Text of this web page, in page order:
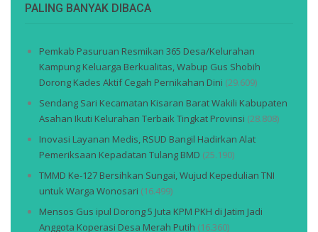
PALING BANYAK DIBACA
Pemkab Pasuruan Resmikan 365 Desa/Kelurahan
Kampung Keluarga Berkualitas, Wabup Gus Shobih
Dorong Kades Aktif Cegah Pernikahan Dini (29.609)
Sendang Sari Kecamatan Kisaran Barat Wakili Kabupaten
Asahan Ikuti Kelurahan Terbaik Tingkat Provinsi (28.808)
Inovasi Layanan Medis, RSUD Bangil Hadirkan Alat
Pemeriksaan Kepadatan Tulang BMD (25.190)
TMMD Ke-127 Bersihkan Sungai, Wujud Kepedulian TNI
untuk Warga Wonosari (16.499)
Mensos Gus ipul Dorong 5 Juta KPM PKH di Jatim Jadi
Anggota Koperasi Desa Merah Putih (16.360)